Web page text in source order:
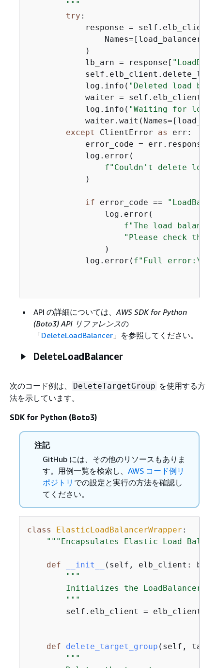
        """
try :
response =
            )
            lb_arn = response[
            log.info(
"Deleted load
waiter =
            log.info(
"Waiting for load
except ClientError as err:
            error_code = err.response[
            log.error(
f"Couldn't delete load
            )
if error_code ==
                log.error(
f"The load
"Please check the
                )
            log.error(
f"Full error:\n\t
API の詳細については、AWS SDK for Python
(Boto3) API リファレンスの
「DeleteLoadBalancer」を参照してください。
DeleteLoadBalancer
次のコード例は、 DeleteTargetGroup を使用する方
法を示しています。
SDK for Python (Boto3)
注記
GitHub には、その他のリソースもありま
す。用例一覧を検索し、 AWS コード例リ
ポジトリ での設定と実行の方法を確認し
てください。
class ElasticLoadBalancerWrapper :
"""Encapsulates Elastic Load
def __init__ ( self, elb_client:
"""
Initializes the LoadBalancer
        """
        self.elb_client = elb_client
def delete_target_group ( self,
"""